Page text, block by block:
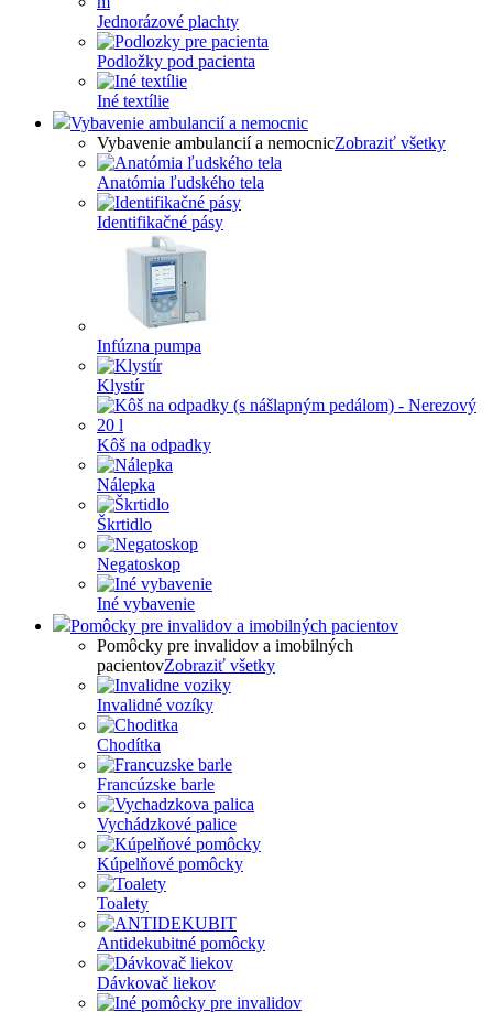
Jednorázové plachty
Podložky pod pacienta
Iné textílie
Vybavenie ambulancií a nemocnic
Vybavenie ambulancií a nemocnicZobraziť všetky
Anatómia ľudského tela
Identifikačné pásy
Infúzna pumpa
Klystír
Kôš na odpadky
Nálepka
Škrtidlo
Negatoskop
Iné vybavenie
Pomôcky pre invalidov a imobilných pacientov
Pomôcky pre invalidov a imobilných
pacientovZobraziť všetky
Invalidné vozíky
Chodítka
Francúzske barle
Vychádzkové palice
Kúpelňové pomôcky
Toalety
Antidekubitné pomôcky
Dávkovač liekov